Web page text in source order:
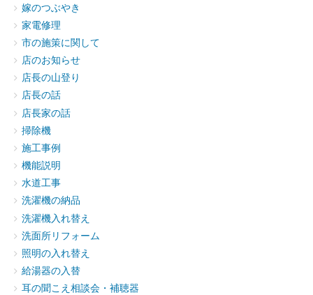
嫁のつぶやき
家電修理
市の施策に関して
店のお知らせ
店長の山登り
店長の話
店長家の話
掃除機
施工事例
機能説明
水道工事
洗濯機の納品
洗濯機入れ替え
洗面所リフォーム
照明の入れ替え
給湯器の入替
耳の聞こえ相談会・補聴器